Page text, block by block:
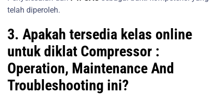
telah diperoleh.
3. Apakah tersedia kelas online
untuk diklat Compressor :
Operation, Maintenance And
Troubleshooting ini?